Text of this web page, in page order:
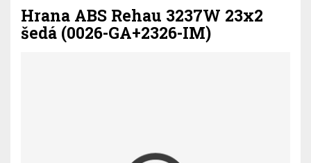
Hrana ABS Rehau 3237W 23x2
šedá (0026-GA+2326-IM)